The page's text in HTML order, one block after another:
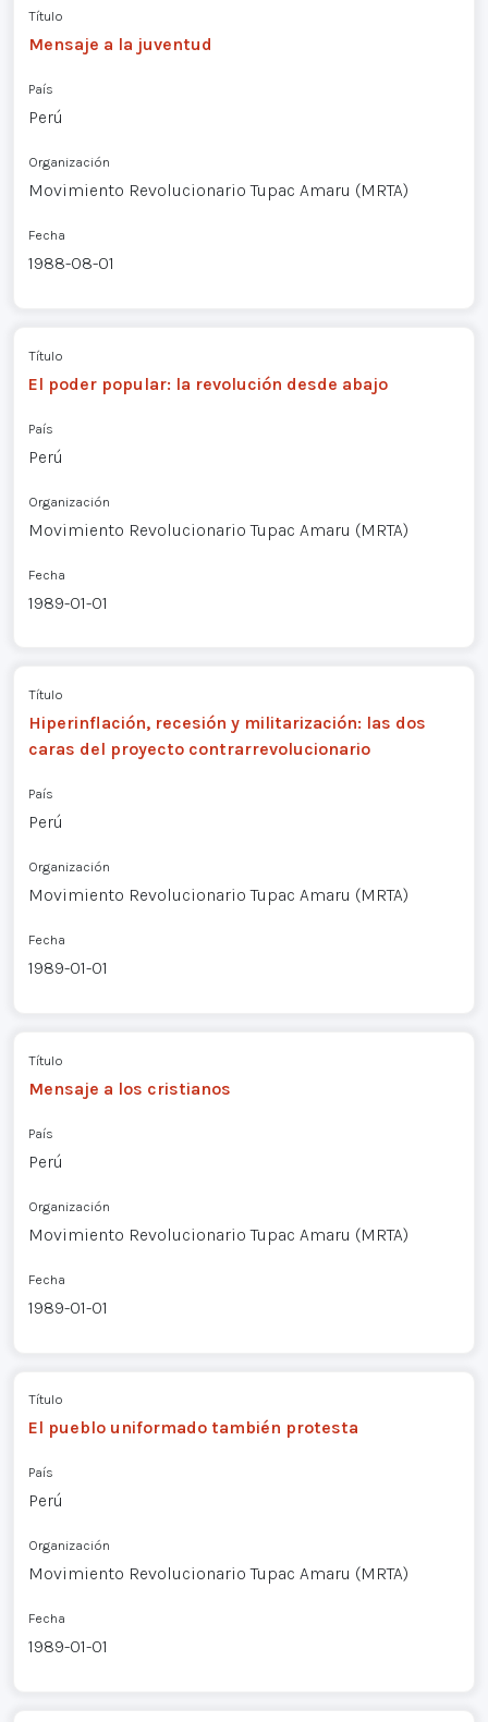
Título
Mensaje a la juventud
País
Perú
Organización
Movimiento Revolucionario Tupac Amaru (MRTA)
Fecha
1988-08-01
Título
El poder popular: la revolución desde abajo
País
Perú
Organización
Movimiento Revolucionario Tupac Amaru (MRTA)
Fecha
1989-01-01
Título
Hiperinflación, recesión y militarización: las dos
caras del proyecto contrarrevolucionario
País
Perú
Organización
Movimiento Revolucionario Tupac Amaru (MRTA)
Fecha
1989-01-01
Título
Mensaje a los cristianos
País
Perú
Organización
Movimiento Revolucionario Tupac Amaru (MRTA)
Fecha
1989-01-01
Título
El pueblo uniformado también protesta
País
Perú
Organización
Movimiento Revolucionario Tupac Amaru (MRTA)
Fecha
1989-01-01